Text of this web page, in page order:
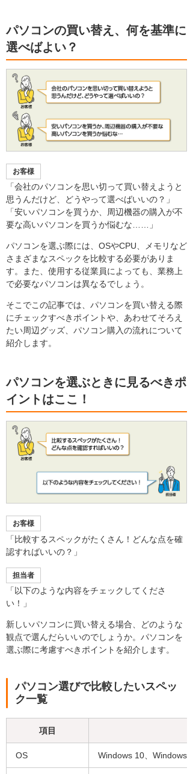
パソコンの買い替え、何を基準に
選べばよい？
お客様
「会社のパソコンを思い切って買い替えようと
思うんだけど、どうやって選べばいいの？」
「安いパソコンを買うか、周辺機器の購入が不
要な高いパソコンを買うか悩むな……」
パソコンを選ぶ際には、OSやCPU、メモリなど
さまざまなスペックを比較する必要がありま
す。また、使用する従業員によっても、業務上
で必要なパソコンは異なるでしょう。
そこでこの記事では、パソコンを買い替える際
にチェックすべきポイントや、あわせてそろえ
たい周辺グッズ、パソコン購入の流れについて
紹介します。
パソコンを選ぶときに見るべきポ
イントはここ！
お客様
「比較するスペックがたくさん！どんな点を確
認すればいいの？」
担当者
「以下のような内容をチェックしてくださ
い！」
新しいパソコンに買い替える場合、どのような
観点で選んだらいいのでしょうか。パソコンを
選ぶ際に考慮すべきポイントを紹介します。
パソコン選びで比較したいスペッ
ク一覧
項目
OS Windows 10、Windows